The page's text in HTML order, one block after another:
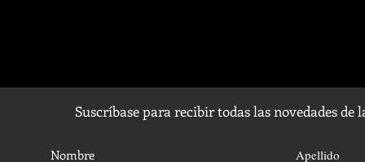
Suscríbase para recibir todas las novedades de